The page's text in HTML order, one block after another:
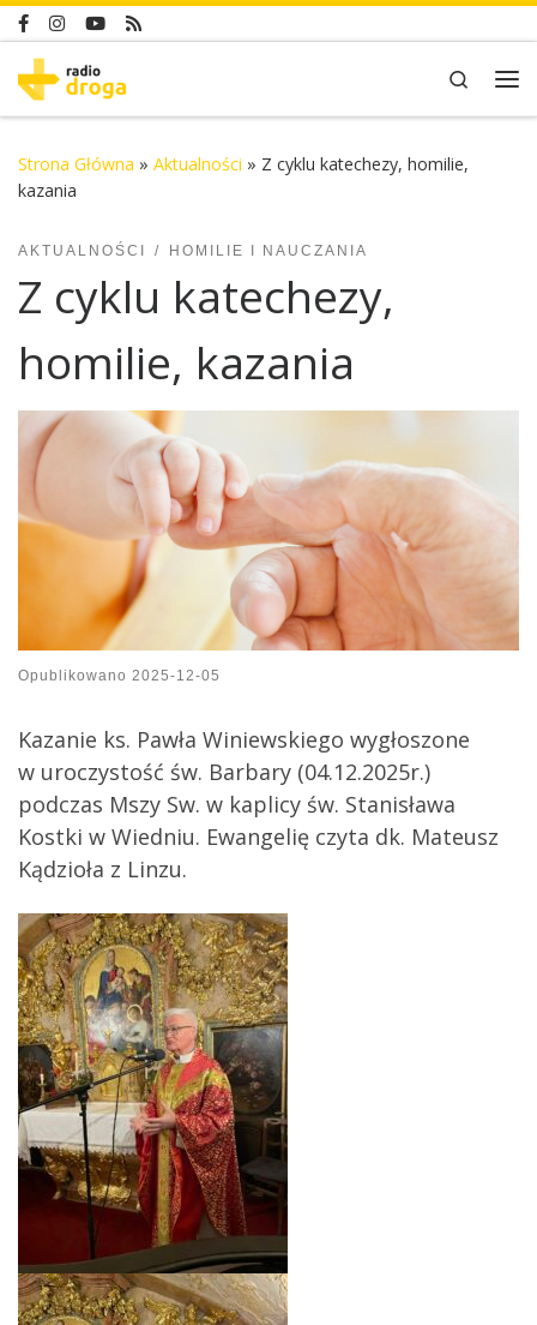
Skip to content
Search
Strona Główna » Aktualności » Z cyklu katechezy, homilie,
kazania
AKTUALNOŚCI HOMILIE I NAUCZANIA
Z cyklu katechezy,
homilie, kazania
Opublikowano 2025-12-05
Kazanie ks. Pawła Winiewskiego wygłoszone
w uroczystość św. Barbary (04.12.2025r.)
podczas Mszy Sw. w kaplicy św. Stanisława
Kostki w Wiedniu. Ewangelię czyta dk. Mateusz
Kądzioła z Linzu.